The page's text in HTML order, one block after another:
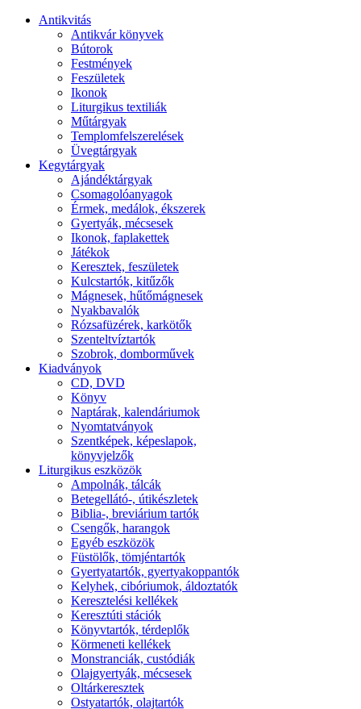
Antikvitás
Antikvár könyvek
Bútorok
Festmények
Feszületek
Ikonok
Liturgikus textiliák
Műtárgyak
Templomfelszerelések
Üvegtárgyak
Kegytárgyak
Ajándéktárgyak
Csomagolóanyagok
Érmek, medálok, ékszerek
Gyertyák, mécsesek
Ikonok, faplakettek
Játékok
Keresztek, feszületek
Kulcstartók, kitűzők
Mágnesek, hűtőmágnesek
Nyakbavalók
Rózsafüzérek, karkötők
Szenteltvíztartók
Szobrok, domborművek
Kiadványok
CD, DVD
Könyv
Naptárak, kalendáriumok
Nyomtatványok
Szentképek, képeslapok,
könyvjelzők
Liturgikus eszközök
Ampolnák, tálcák
Betegellátó-, útikészletek
Biblia-, breviárium tartók
Csengők, harangok
Egyéb eszközök
Füstölők, tömjéntartók
Gyertyatartók, gyertyakoppantók
Kelyhek, cibóriumok, áldoztatók
Keresztelési kellékek
Keresztúti stációk
Könyvtartók, térdeplők
Körmeneti kellékek
Monstranciák, custódiák
Olajgyertyák, mécsesek
Oltárkeresztek
Ostyatartók, olajtartók